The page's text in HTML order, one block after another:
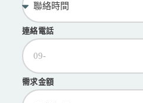
連絡電話
需求金額